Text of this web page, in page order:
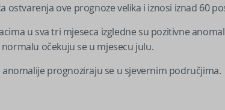
ostvarenja ove prognoze velika i iznosi iznad 60
u sva tri mjeseca izgledne su pozitivne
očekuju se u mjesecu julu.
prognoziraju se u sjevernim područjima.